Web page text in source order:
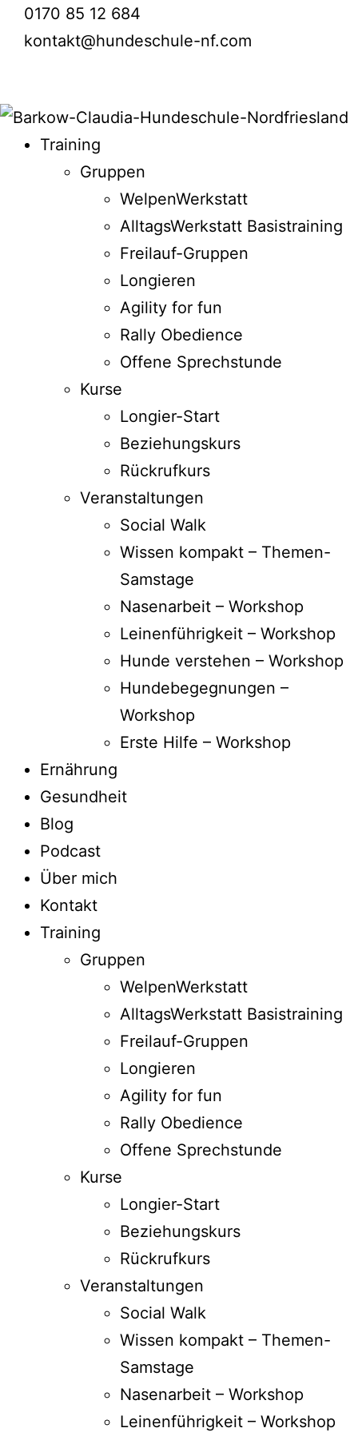
0170 85 12 684
kontakt@hundeschule-nf.com
Training
Gruppen
WelpenWerkstatt
AlltagsWerkstatt Basistraining
Freilauf-Gruppen
Longieren
Agility for fun
Rally Obedience
Offene Sprechstunde
Kurse
Longier-Start
Beziehungskurs
Rückrufkurs
Veranstaltungen
Social Walk
Wissen kompakt – Themen-
Samstage
Nasenarbeit – Workshop
Leinenführigkeit – Workshop
Hunde verstehen – Workshop
Hundebegegnungen –
Workshop
Erste Hilfe – Workshop
Ernährung
Gesundheit
Blog
Podcast
Über mich
Kontakt
Training
Gruppen
WelpenWerkstatt
AlltagsWerkstatt Basistraining
Freilauf-Gruppen
Longieren
Agility for fun
Rally Obedience
Offene Sprechstunde
Kurse
Longier-Start
Beziehungskurs
Rückrufkurs
Veranstaltungen
Social Walk
Wissen kompakt – Themen-
Samstage
Nasenarbeit – Workshop
Leinenführigkeit – Workshop